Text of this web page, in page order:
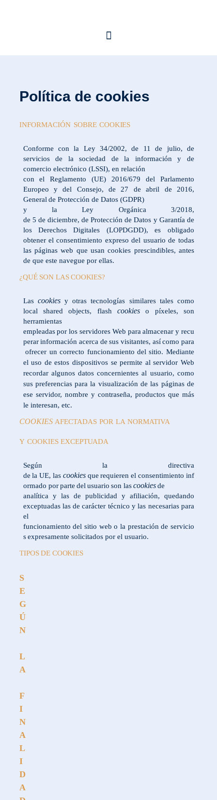
Política de cookies
INFORMACIÓN SOBRE COOKIES
Conforme con la Ley 34/2002, de 11 de julio, de
servicios de la sociedad de la información y de
comercio electrónico (LSSI), en relación
con el Reglamento (UE) 2016/679 del Parlamento
Europeo y del Consejo, de 27 de abril de 2016,
General de Protección de Datos (GDPR)
y
la Ley Orgánica
3/2018,
de 5 de diciembre, de Protección de Datos y Garantía de
los Derechos Digitales (LOPDGDD), es obligado
obtener el consentimiento expreso del usuario de todas
las páginas web que usan cookies prescindibles, antes
de que este navegue por ellas.
¿QUÉ SON LAS COOKIES?
Las cookies y otras tecnologías similares tales como
local shared objects, flash cookieso píxeles, son
herramientas
empleadas por los servidores Web para almacenar y recu
perar información acerca de sus visitantes, así como para
ofrecer un correcto funcionamiento del sitio. Mediante
el uso de estos dispositivos se permite alservidor Web
recordar algunos datos concernientes al usuario, como
sus preferencias para la visualización de las páginas de
ese servidor, nombre y contraseña, productos que más
le interesan, etc.
COOKIES AFECTADAS POR LA NORMATIVA
Y COOKIES EXCEPTUADA
Según la
directiva
de la UE, las cookies que requieren el consentimiento inf
ormado por parte del usuario son las cookiesde
analítica y las de publicidad y afiliación, quedando
exceptuadas las de carácter técnico y las necesarias para
el
funcionamiento del sitio web o la prestación de servicio
s expresamente solicitados por el usuario.
TIPOS DE COOKIES
S
E
G
Ú
N
L
A
F
I
N
A
L
I
D
A